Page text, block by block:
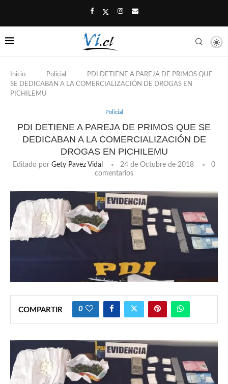
Inicio - Policial -
PDI DETIENE A PAREJA DE PRIMOS QUE
SE DEDICABAN A LA COMERCIALIZACIÓN DE DROGAS EN
PICHILEMU
Policial
PDI DETIENE A PAREJA DE PRIMOS QUE SE
DEDICABAN A LA COMERCIALIZACIÓN DE
DROGAS EN PICHILEMU
Editado por Gety Pavez Vidal 24 de Octubre de 2018
0
comentarios
COMPARTIR 0